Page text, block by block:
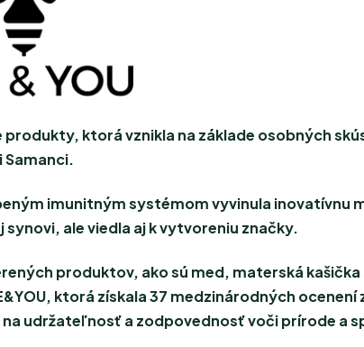
produkty, ktorá vznikla na základe osobných
Samanci.
imunitným systémom vyvinula inovatívnu
ale viedla aj k vytvoreniu značky.
produktov, ako sú med, materská
ktorá získala 37 medzinárodných
udržateľnosť a zodpovednosť voči prírode a